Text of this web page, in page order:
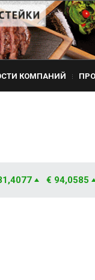
КОМПАНИЙ
€ 94,0585